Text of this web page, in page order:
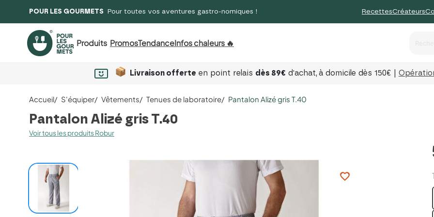
POUR LES GOURMETS Pour toutes vos aventures gastro-nomiques ! RecettesCréateurs
Produits PromosTendanceInfos chaleurs 🔥
Livraison offerte en point relais dès 89€ d'achat, à domicile dès 150€ |
Accueil S'équiper Vêtements Tenues de laboratoire Pantalon Alizé gris T.40
Pantalon Alizé gris T.40
Voir tous les produits Robur
favorite_border